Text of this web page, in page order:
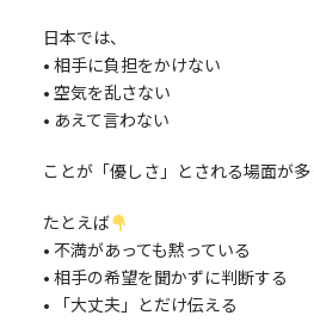
日本では、
• 相手に負担をかけない
• 空気を乱さない
• あえて言わない
ことが「優しさ」とされる場面が多
たとえば
• 不満があっても黙っている
• 相手の希望を聞かずに判断する
• 「大丈夫」とだけ伝える